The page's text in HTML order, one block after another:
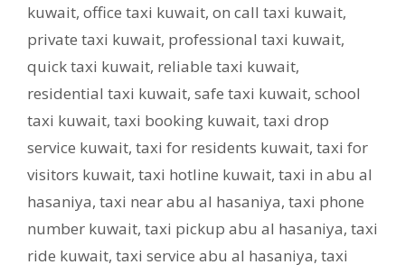
kuwait, office taxi kuwait, on call taxi kuwait,
private taxi kuwait, professional taxi kuwait,
quick taxi kuwait, reliable taxi kuwait,
residential taxi kuwait, safe taxi kuwait, school
taxi kuwait, taxi booking kuwait, taxi drop
service kuwait, taxi for residents kuwait, taxi for
visitors kuwait, taxi hotline kuwait, taxi in abu al
hasaniya, taxi near abu al hasaniya, taxi phone
number kuwait, taxi pickup abu al hasaniya, taxi
ride kuwait, taxi service abu al hasaniya, taxi